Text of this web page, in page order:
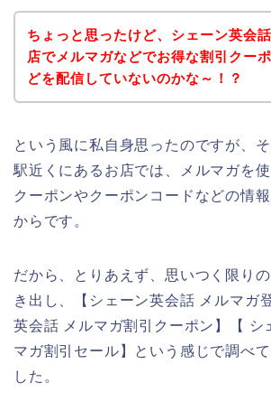
ちょっと思ったけど、シェーン英会
店でメルマガなどでお得な割引クー
どを配信していないのかな～！？
という風に私自身思ったのですが、
駅近くにあるお店では、メルマガを使
クーポンやクーポンコードなどの情
からです。
だから、とりあえず、思いつく限り
き出し、【シェーン英会話 メルマガ
英会話 メルマガ割引クーポン】【 シ
マガ割引セール】という感じで調べ
した。